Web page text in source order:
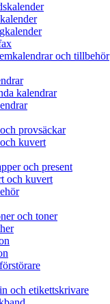
och tillbehör
kalendrar
provsäckar
kuvert
och present
och kuvert
och toner
och etikettskrivare